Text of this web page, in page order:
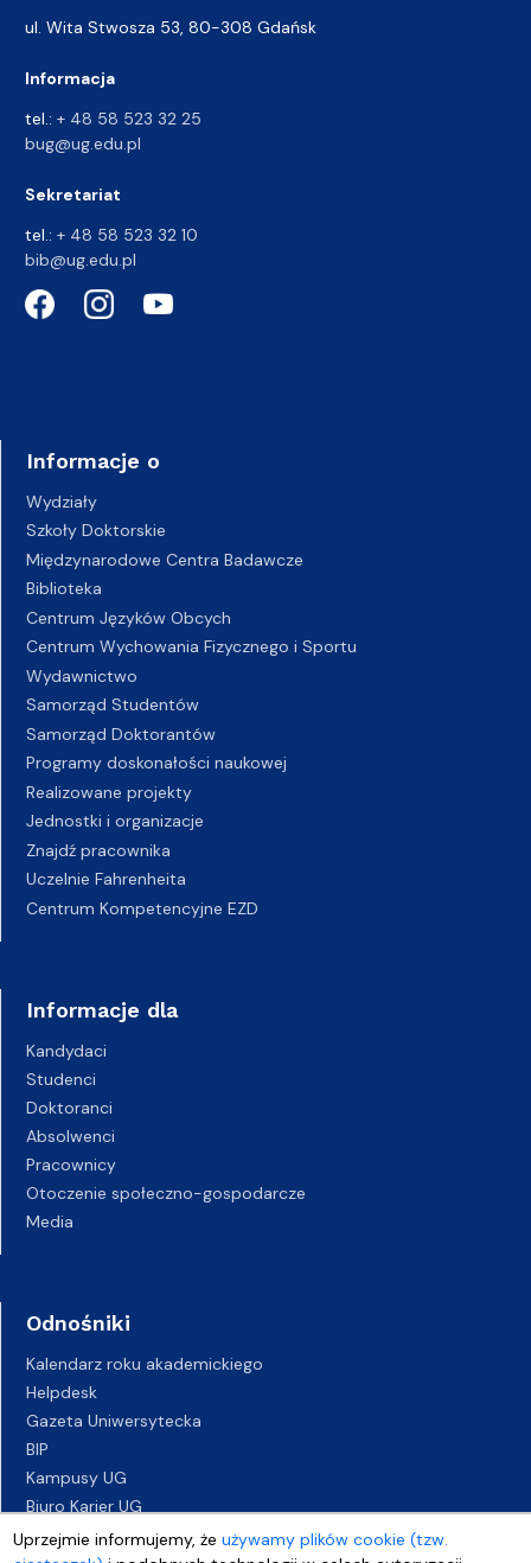
Uprzejmie informujemy, żeużywamy plików cookie (tzw.
ul. Wita Stwosza 53, 80-308 Gdańsk
Informacja
tel.: + 48 58 523 32 25
bug@ug.edu.pl
Sekretariat
tel.: + 48 58 523 32 10
bib@ug.edu.pl
Informacje o
Wydziały
Szkoły Doktorskie
Międzynarodowe Centra Badawcze
Biblioteka
Centrum Języków Obcych
Centrum Wychowania Fizycznego i Sportu
Wydawnictwo
Samorząd Studentów
Samorząd Doktorantów
Programy doskonałości naukowej
Realizowane projekty
Jednostki i organizacje
Znajdź pracownika
Uczelnie Fahrenheita
Centrum Kompetencyjne EZD
Informacje dla
Kandydaci
Studenci
Doktoranci
Absolwenci
Pracownicy
Otoczenie społeczno-gospodarcze
Media
Odnośniki
Kalendarz roku akademickiego
Helpdesk
Gazeta Uniwersytecka
BIP
Kampusy UG
Biuro Karier UG
Oferty pracy